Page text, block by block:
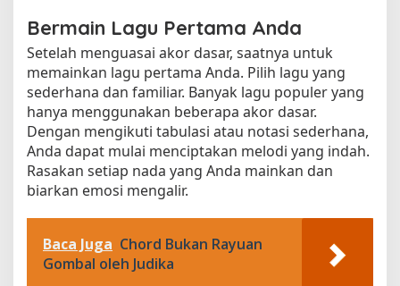
Bermain Lagu Pertama Anda
Setelah menguasai akor dasar, saatnya untuk
memainkan lagu pertama Anda. Pilih lagu yang
sederhana dan familiar. Banyak lagu populer yang
hanya menggunakan beberapa akor dasar.
Dengan mengikuti tabulasi atau notasi sederhana,
Anda dapat mulai menciptakan melodi yang indah.
Rasakan setiap nada yang Anda mainkan dan
biarkan emosi mengalir.
Baca Juga Chord Bukan Rayuan
Gombal oleh Judika